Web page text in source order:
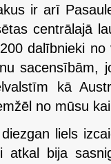
ir arī
centrālajā
dalībnieki
sacensībām,
kā
no mūsu
liels
bija